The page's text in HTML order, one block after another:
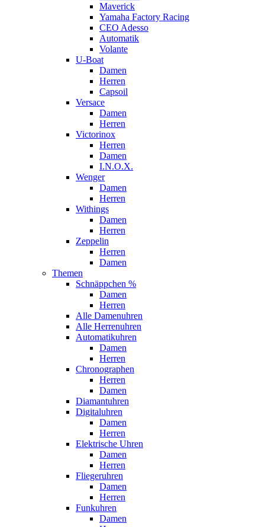
Maverick
Yamaha Factory Racing
CEO Adesso
Automatik
Volante
U-Boat
Damen
Herren
Capsoil
Versace
Damen
Herren
Victorinox
Herren
Damen
I.N.O.X.
Wenger
Damen
Herren
Withings
Damen
Herren
Zeppelin
Herren
Damen
Themen
Schnäppchen %
Damen
Herren
Alle Damenuhren
Alle Herrenuhren
Automatikuhren
Damen
Herren
Chronographen
Herren
Damen
Diamantuhren
Digitaluhren
Damen
Herren
Elektrische Uhren
Damen
Herren
Fliegeruhren
Damen
Herren
Funkuhren
Damen